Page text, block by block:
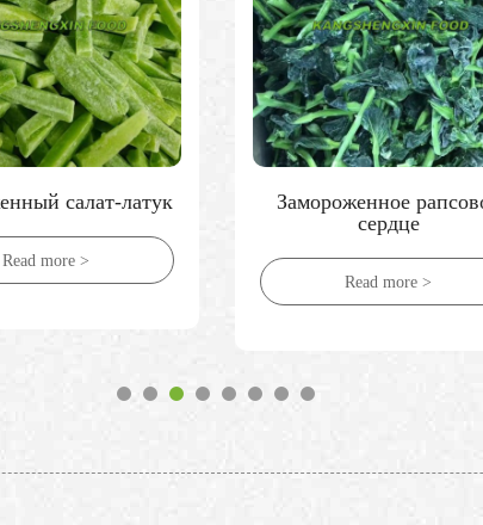
рапсовое
Read more >
замороженный лук
Read more >